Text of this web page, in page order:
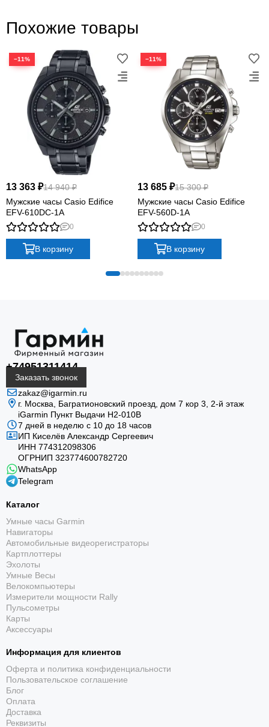
Похожие товары
−11%
13 363 ₽14 940 ₽
Мужские часы Casio Edifice
EFV-610DC-1A
0
В корзину
−11%
13 685 ₽15 300 ₽
Мужские часы Casio Edifice
EFV-560D-1A
0
В корзину
+74951311414
Заказать звонок
zakaz@igarmin.ru
г. Москва, Багратионовский проезд, дом 7 кор 3, 2-й этаж
iGarmin Пункт Выдачи Н2-010В
7 дней в неделю с 10 до 18 часов
ИП Киселёв Александр Сергеевич
ИНН 774312098306
ОГРНИП 323774600782720
WhatsApp
Telegram
Каталог
Умные часы Garmin
Навигаторы
Автомобильные видеорегистраторы
Картплоттеры
Эхолоты
Умные Весы
Велокомпьютеры
Измерители мощности Rally
Пульсометры
Карты
Аксессуары
Информация для клиентов
Оферта и политика конфиденциальности
Пользовательское соглашение
Блог
Оплата
Доставка
Реквизиты